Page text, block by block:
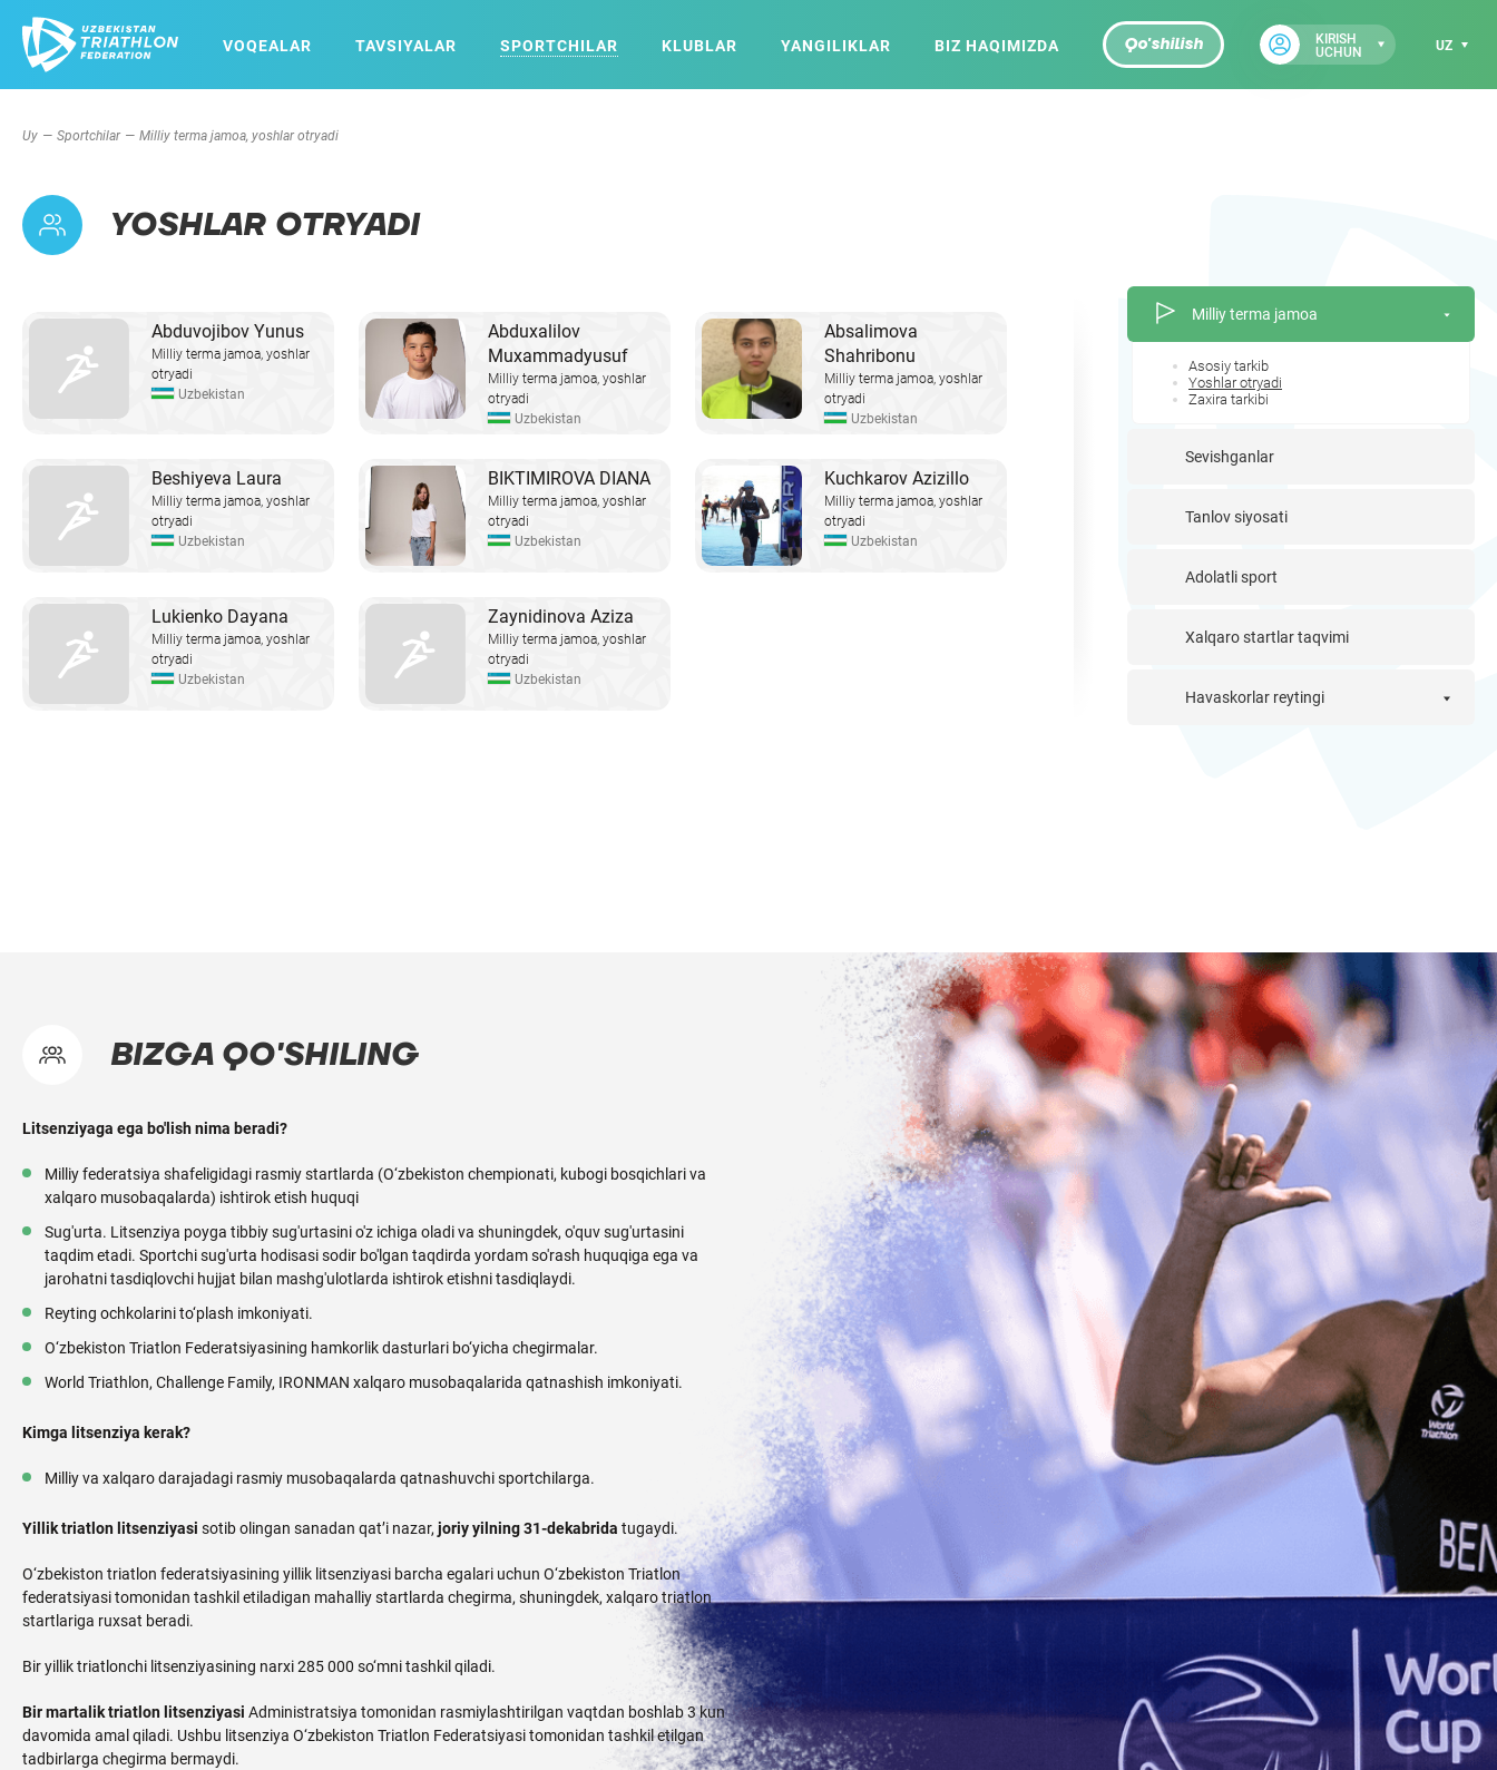
VOQEALAR TAVSIYALAR SPORTCHILAR KLUBLAR YANGILIKLAR BIZ HAQIMIZDA Qo'shilish KIRISH
UCHUN UZ
Uy Sportchilar Milliy terma jamoa, yoshlar otryadi
YOSHLAR OTRYADI
Abduvojibov Yunus
Milliy terma jamoa, yoshlar
otryadi
Uzbekistan
Abduxalilov
Muxammadyusuf
Milliy terma jamoa, yoshlar
otryadi
Uzbekistan
Absalimova
Shahribonu
Milliy terma jamoa, yoshlar
otryadi
Uzbekistan
Beshiyeva Laura
Milliy terma jamoa, yoshlar
otryadi
Uzbekistan
BIKTIMIROVA DIANA
Milliy terma jamoa, yoshlar
otryadi
Uzbekistan
Kuchkarov Azizillo
Milliy terma jamoa, yoshlar
otryadi
Uzbekistan
Lukienko Dayana
Milliy terma jamoa, yoshlar
otryadi
Uzbekistan
Zaynidinova Aziza
Milliy terma jamoa, yoshlar
otryadi
Uzbekistan
Milliy terma jamoa
Asosiy tarkib
Yoshlar otryadi
Zaxira tarkibi
Sevishganlar
Tanlov siyosati
Adolatli sport
Xalqaro startlar taqvimi
Havaskorlar reytingi
BIZGA QO'SHILING
Litsenziyaga ega bo'lish nima beradi?
Milliy federatsiya shafeligidagi rasmiy startlarda (O‘zbekiston chempionati, kubogi bosqichlari va
xalqaro musobaqalarda) ishtirok etish huquqi
Sug'urta. Litsenziya poyga tibbiy sug'urtasini o'z ichiga oladi va shuningdek, o'quv sug'urtasini
taqdim etadi. Sportchi sug'urta hodisasi sodir bo'lgan taqdirda yordam so'rash huquqiga ega va
jarohatni tasdiqlovchi hujjat bilan mashg'ulotlarda ishtirok etishni tasdiqlaydi.
Reyting ochkolarini to‘plash imkoniyati.
O‘zbekiston Triatlon Federatsiyasining hamkorlik dasturlari bo‘yicha chegirmalar.
World Triathlon, Challenge Family, IRONMAN xalqaro musobaqalarida qatnashish imkoniyati.
Kimga litsenziya kerak?
Milliy va xalqaro darajadagi rasmiy musobaqalarda qatnashuvchi sportchilarga.
Yillik triatlon litsenziyasi sotib olingan sanadan qat’i nazar, joriy yilning 31-dekabrida tugaydi.
O‘zbekiston triatlon federatsiyasining yillik litsenziyasi barcha egalari uchun O‘zbekiston Triatlon
federatsiyasi tomonidan tashkil etiladigan mahalliy startlarda chegirma, shuningdek, xalqaro triatlon
startlariga ruxsat beradi.
Bir yillik triatlonchi litsenziyasining narxi 285 000 so‘mni tashkil qiladi.
Bir martalik triatlon litsenziyasi Administratsiya tomonidan rasmiylashtirilgan vaqtdan boshlab 3 kun
davomida amal qiladi. Ushbu litsenziya O‘zbekiston Triatlon Federatsiyasi tomonidan tashkil etilgan
tadbirlarga chegirma bermaydi.